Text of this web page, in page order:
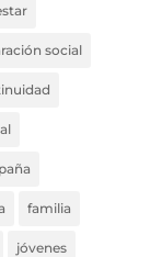
social
familia
jóvenes